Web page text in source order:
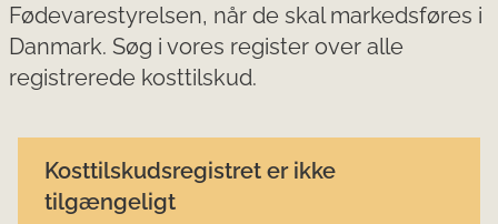
Fødevarestyrelsen, når de skal markedsføres i
Danmark. Søg i vores register over alle
registrerede kosttilskud.
Kosttilskudsregistret er ikke
tilgængeligt